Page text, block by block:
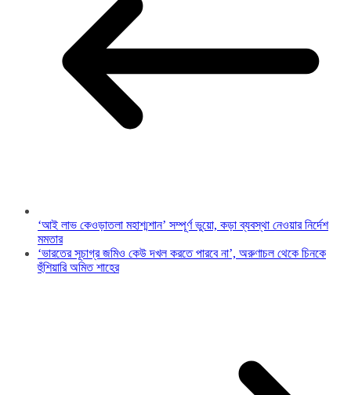
‘আই লাভ কেওড়াতলা মহাশ্মশান’ সম্পূর্ণ ভুয়ো, কড়া ব্যবস্থা নেওয়ার নির্দেশ
মমতার
‘ভারতের সূচাগ্র জমিও কেউ দখল করতে পারবে না’, অরুণাচল থেকে চিনকে
হুঁশিয়ারি অমিত শাহের